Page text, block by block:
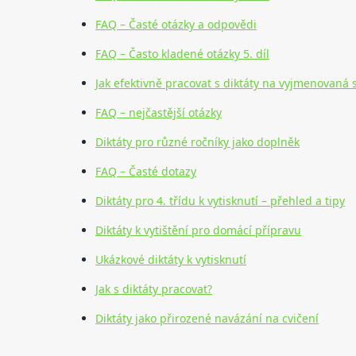
FAQ – Časté otázky a odpovědi
FAQ – Často kladené otázky 5. díl
Jak efektivně pracovat s diktáty na vyjmenovaná
FAQ – nejčastější otázky
Diktáty pro různé ročníky jako doplněk
FAQ – Časté dotazy
Diktáty pro 4. třídu k vytisknutí – přehled a tipy
Diktáty k vytištění pro domácí přípravu
Ukázkové diktáty k vytisknutí
Jak s diktáty pracovat?
Diktáty jako přirozené navázání na cvičení